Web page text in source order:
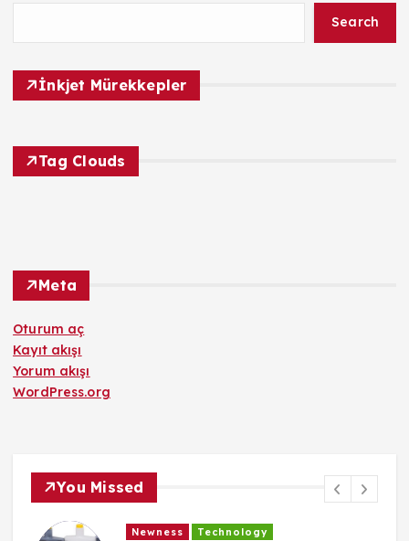
Search
İnkjet Mürekkepler
Tag Clouds
Meta
Oturum aç
Kayıt akışı
Yorum akışı
WordPress.org
You Missed
Newness Technology